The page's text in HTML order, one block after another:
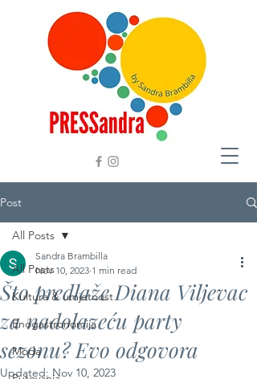
Post
All Posts
Kultura & umjetnost
Enogastronomija
Moda
All Posts
Što predlaže Diana Viljevac
za nadolazeću party
sezonu? Evo odgovora
Sandra Brambilla
Nov 10, 2023 1 min read
Updated: Nov 10, 2023